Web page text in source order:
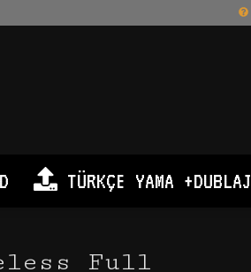
TÜRKÇE YAMA +DUBLAJ
Full